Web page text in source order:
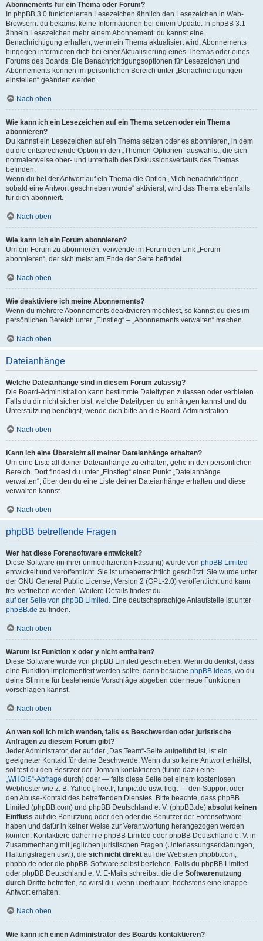
Abonnements für ein Thema oder Forum?
In phpBB 3.0 funktionierten Lesezeichen ähnlich den Lesezeichen in Web-
Browsern: du bekamst keine Informationen bei einem Update. In phpBB 3.1
ähneln Lesezeichen mehr einem Abonnement: du kannst eine
Benachrichtigung erhalten, wenn ein Thema aktualisiert wird. Abonnements
hingegen informieren dich bei einer Aktualisierung eines Themas oder eines
Forums des Boards. Die Benachrichtigungsoptionen für Lesezeichen und
Abonnements können im persönlichen Bereich unter „Benachrichtigungen
einstellen“ geändert werden.
Nach oben
Wie kann ich ein Lesezeichen auf ein Thema setzen oder ein Thema
abonnieren?
Du kannst ein Lesezeichen auf ein Thema setzen oder es abonnieren, in dem
du die entsprechende Option in den „Themen-Optionen“ auswählst, die sich
normalerweise ober- und unterhalb des Diskussionsverlaufs des Themas
befinden.
Wenn du bei der Antwort auf ein Thema die Option „Mich benachrichtigen,
sobald eine Antwort geschrieben wurde“ aktivierst, wird das Thema ebenfalls
für dich abonniert.
Nach oben
Wie kann ich ein Forum abonnieren?
Um ein Forum zu abonnieren, verwende im Forum den Link „Forum
abonnieren“, der sich meist am Ende der Seite befindet.
Nach oben
Wie deaktiviere ich meine Abonnements?
Wenn du mehrere Abonnements deaktivieren möchtest, so kannst du dies im
persönlichen Bereich unter „Einstieg“ – „Abonnements verwalten“ machen.
Nach oben
Dateianhänge
Welche Dateianhänge sind in diesem Forum zulässig?
Die Board-Administration kann bestimmte Dateitypen zulassen oder verbieten.
Falls du dir nicht sicher bist, welche Dateitypen du anhängen kannst und du
Unterstützung benötigst, wende dich bitte an die Board-Administration.
Nach oben
Kann ich eine Übersicht all meiner Dateianhänge erhalten?
Um eine Liste all deiner Dateianhänge zu erhalten, gehe in den persönlichen
Bereich. Dort findest du unter „Einstieg“ einen Punkt „Dateianhänge
verwalten“, über den du eine Liste deiner Dateianhänge erhalten und diese
verwalten kannst.
Nach oben
phpBB betreffende Fragen
Wer hat diese Forensoftware entwickelt?
Diese Software (in ihrer unmodifizierten Fassung) wurde von phpBB Limited
entwickelt und veröffentlicht. Sie ist urheberrechtlich geschützt. Sie wurde unter
der GNU General Public License, Version 2 (GPL-2.0) veröffentlicht und kann
frei vertrieben werden. Weitere Details findest du
auf der Seite von phpBB Limited . Eine deutschsprachige Anlaufstelle ist unter
phpBB.de zu finden.
Nach oben
Warum ist Funktion x oder y nicht enthalten?
Diese Software wurde von phpBB Limited geschrieben. Wenn du denkst, dass
eine Funktion implementiert werden sollte, dann besuche phpBB Ideas, wo du
deine Stimme für bestehende Vorschläge abgeben oder neue Funktionen
vorschlagen kannst.
Nach oben
An wen soll ich mich wenden, falls es Beschwerden oder juristische
Anfragen zu diesem Forum gibt?
Jeder Administrator, der auf der „Das Team“-Seite aufgeführt ist, ist ein
geeigneter Kontakt für deine Beschwerde. Wenn du so keine Antwort erhältst,
solltest du den Besitzer der Domain kontaktieren (führe dazu eine
„WHOIS“-Abfrage durch) oder — falls diese Seite bei einem kostenlosen
Webhoster wie z. B. Yahoo!, free.fr, funpic.de usw. liegt — den Support oder
den Abuse-Kontakt des betreffenden Dienstes. Bitte beachte, dass phpBB
Limited (phpBB.com) und phpBB Deutschland e. V. (phpBB.de) absolut keinen
Einfluss auf die Benutzung oder den oder die Benutzer der Forensoftware
haben und dafür in keiner Weise zur Verantwortung herangezogen werden
können. Kontaktiere daher nie phpBB Limited oder phpBB Deutschland e. V. in
Zusammenhang mit jeglichen juristischen Fragen (Unterlassungserklärungen,
Haftungsfragen usw.), die sich nicht direkt auf die Websiten phpbb.com,
phpbb.de oder die phpBB-Software selbst beziehen. Falls du phpBB Limited
oder phpBB Deutschland e. V. E-Mails schreibst, die die Softwarenutzung
durch Dritte betreffen, so wirst du, wenn überhaupt, höchstens eine knappe
Antwort erhalten.
Nach oben
Wie kann ich einen Administrator des Boards kontaktieren?